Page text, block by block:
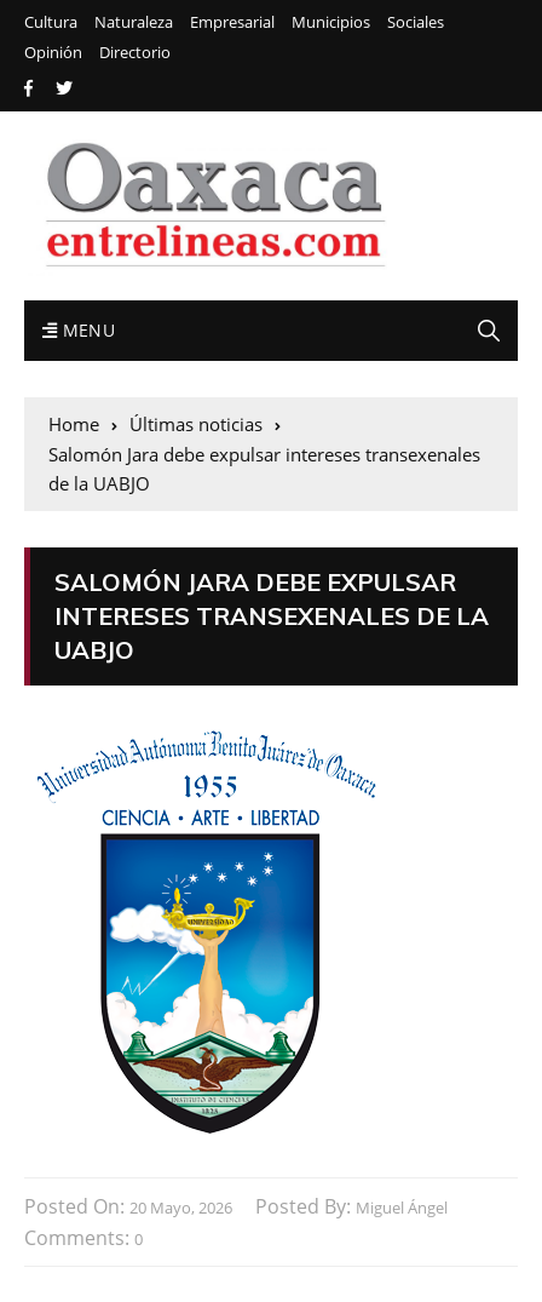
Cultura Naturaleza Empresarial Municipios
Sociales
Opinión
Directorio
MENU
Home
Últimas noticias
Salomón Jara debe expulsar intereses transexenales
de la UABJO
SALOMÓN JARA DEBE EXPULSAR
INTERESES TRANSEXENALES DE LA
UABJO
Posted On: 20 Mayo, 2026 Posted By: Miguel Ángel
Comments: 0